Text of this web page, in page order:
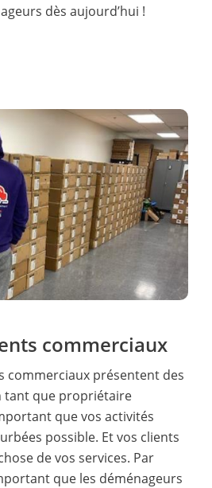
dès aujourd’hui !
commerciaux
commerciaux présentent des
tant que propriétaire
que vos activités
possible. Et vos clients
de vos services. Par
que les déménageurs